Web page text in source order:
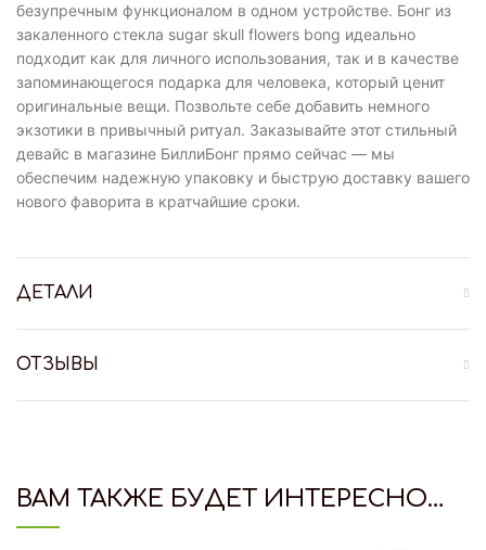
безупречным функционалом в одном устройстве. Бонг из
закаленного стекла sugar skull flowers bong идеально
подходит как для личного использования, так и в качестве
запоминающегося подарка для человека, который ценит
оригинальные вещи. Позвольте себе добавить немного
экзотики в привычный ритуал. Заказывайте этот стильный
девайс в магазине БиллиБонг прямо сейчас — мы
обеспечим надежную упаковку и быструю доставку вашего
нового фаворита в кратчайшие сроки.
ДЕТАЛИ
ОТЗЫВЫ
ВАМ ТАКЖЕ БУДЕТ ИНТЕРЕСНО…